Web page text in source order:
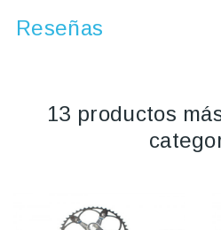
Reseñas
13 productos